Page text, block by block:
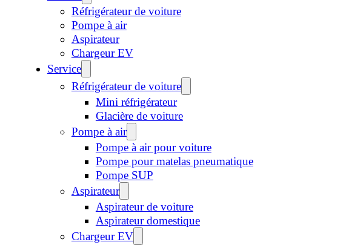
Réfrigérateur de voiture
Pompe à air
Aspirateur
Chargeur EV
Service
Réfrigérateur de voiture
Mini réfrigérateur
Glacière de voiture
Pompe à air
Pompe à air pour voiture
Pompe pour matelas pneumatique
Pompe SUP
Aspirateur
Aspirateur de voiture
Aspirateur domestique
Chargeur EV